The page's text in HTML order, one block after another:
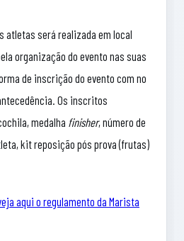
atletas será realizada em local
organização do evento nas suas
de inscrição do evento com no
Os inscritos
medalha finisher, número de
kit reposição pós prova (frutas)
aqui o regulamento da Marista